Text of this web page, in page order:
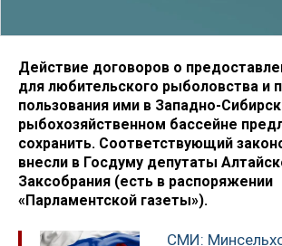
Действие договоров о
для любительского рыболовства и
пользования ими в Западно-
рыбохозяйственном бассейне
сохранить. Соответствующий
внесли в Госдуму депутаты
Заксобрания (есть в распоряжении
«Парламентской газеты»).
СМИ: